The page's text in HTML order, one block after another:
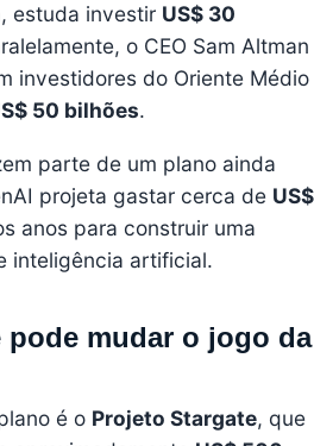
estuda investir US$ 30
o CEO Sam Altman
investidores do Oriente Médio
50 bilhões.
parte de um plano ainda
projeta gastar cerca de US$
anos para construir uma
inteligência artificial.
pode mudar o jogo da
é o Projeto Stargate, que